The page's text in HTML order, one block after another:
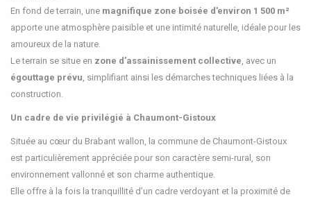
En fond de terrain, une magnifique zone boisée d’environ 1 500 m²
apporte une atmosphère paisible et une intimité naturelle, idéale pour les
amoureux de la nature.
Le terrain se situe en zone d’assainissement collective , avec un
égouttage prévu , simplifiant ainsi les démarches techniques liées à la
construction.
Un cadre de vie privilégié à Chaumont-Gistoux
Située au cœur du Brabant wallon, la commune de Chaumont-Gistoux
est particulièrement appréciée pour son caractère semi-rural, son
environnement vallonné et son charme authentique.
Elle offre à la fois la tranquillité d’un cadre verdoyant et la proximité de